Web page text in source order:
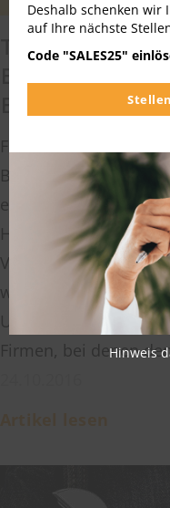
THEMA
ERWÄHNEN?
Folgende Zeilen
Beitrag zu Urlaub in
einem Monat bin ich
Herausforderung. Ich
Vorstellungsgespräch
weiß ich, dass die
Unternehmen zu
Firmen, bei denen
Deshalb schenken wir
auf Ihre nächste
Code "SALES25"
Hinweis